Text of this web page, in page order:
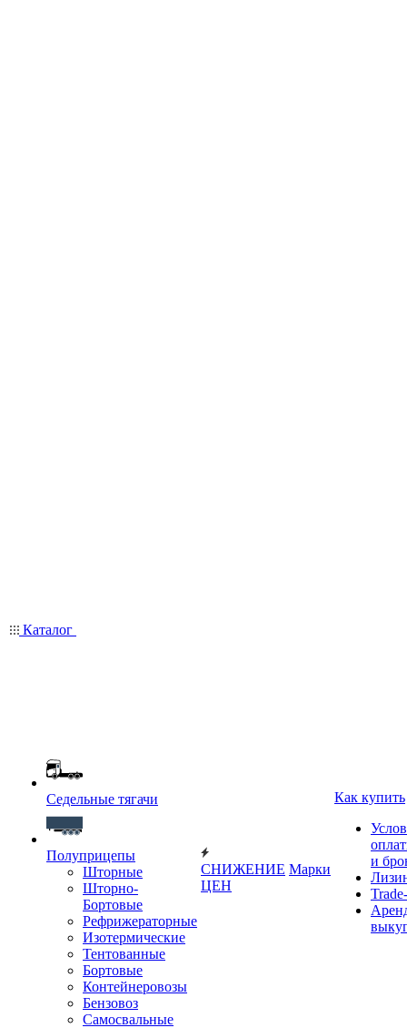
Каталог
Седельные тягачи
Полуприцепы
Шторные
Шторно-
Бортовые
Рефрижераторные
Изотермические
Тентованные
Бортовые
Контейнеровозы
Бензовоз
Самосвальные
СНИЖЕНИЕ
ЦЕН
Марки
Как купить
и